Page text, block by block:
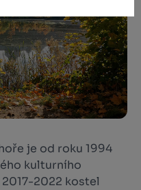
je od roku 1994
kulturního
2022 kostel